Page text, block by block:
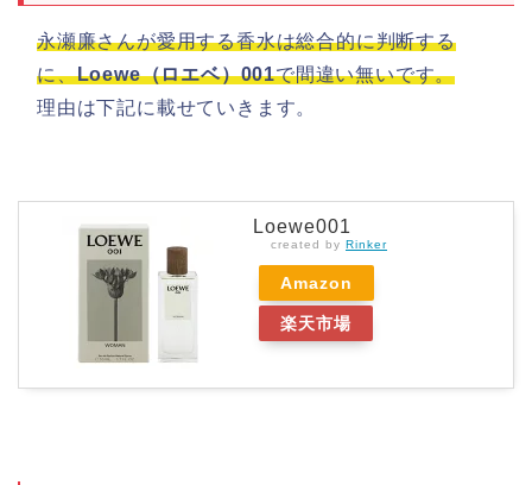
永瀬廉さんが愛用する香水は総合的に判断する
に、Loewe（ロエベ）001で間違い無いです。
理由は下記に載せていきます。
Loewe001
created by Rinker
Amazon
楽天市場